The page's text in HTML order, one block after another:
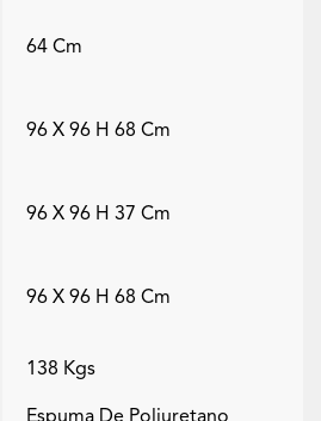
64 Cm
96 X 96 H 68 Cm
96 X 96 H 37 Cm
96 X 96 H 68 Cm
138 Kgs